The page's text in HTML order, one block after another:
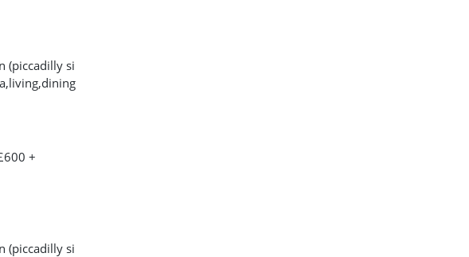
Numar de
(piccadilly si
Numar de
+
(piccadilly si